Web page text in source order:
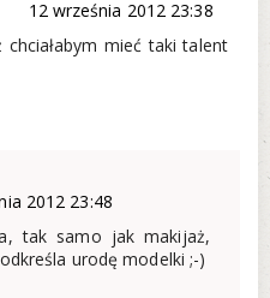
12 września 2012 23:38
chciałabym mieć taki talent
2012 23:48
tak samo jak makijaż,
urodę modelki ;-)